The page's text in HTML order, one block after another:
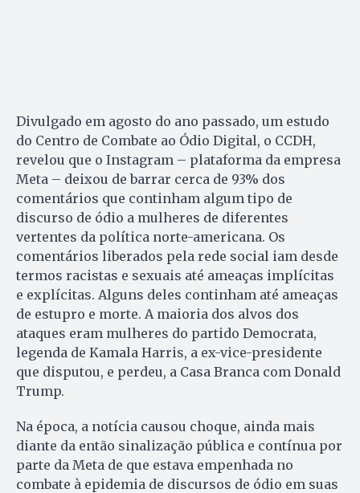
Divulgado em agosto do ano passado, um estudo
do Centro de Combate ao Ódio Digital, o CCDH,
revelou que o Instagram – plataforma da empresa
Meta – deixou de barrar cerca de 93% dos
comentários que continham algum tipo de
discurso de ódio a mulheres de diferentes
vertentes da política norte-americana. Os
comentários liberados pela rede social iam desde
termos racistas e sexuais até ameaças implícitas
e explícitas. Alguns deles continham até ameaças
de estupro e morte. A maioria dos alvos dos
ataques eram mulheres do partido Democrata,
legenda de Kamala Harris, a ex-vice-presidente
que disputou, e perdeu, a Casa Branca com Donald
Trump.
Na época, a notícia causou choque, ainda mais
diante da então sinalização pública e contínua por
parte da Meta de que estava empenhada no
combate à epidemia de discursos de ódio em suas